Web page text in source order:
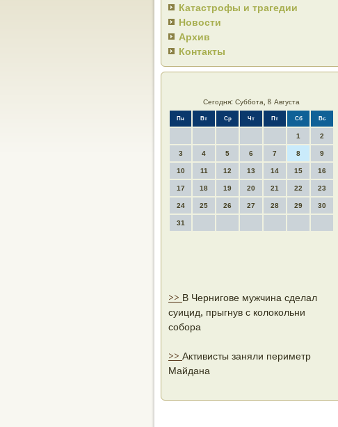
Катастрофы и трагедии
Новости
Архив
Контакты
Сегодня: Суббота, 8 Августа
Пн Вт Ср Чт Пт Сб Вс
1 2
3 4 5 6 7 8 9
10 11 12 13 14 15 16
17 18 19 20 21 22 23
24 25 26 27 28 29 30
31
>> В Чернигове мужчина сделал
суицид, прыгнув с колокольни
собора
>> Активисты заняли периметр
Майдана